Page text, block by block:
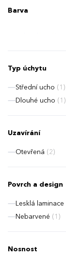
Barva
Typ úchytu
Střední ucho (1)
Dlouhé ucho (1)
Uzavírání
Otevřená (2)
Povrch a design
Lesklá laminace
Nebarvené (1)
Nosnost